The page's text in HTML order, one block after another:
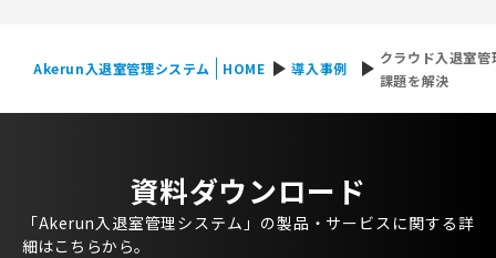
Akerun入退室管理システム HOME play_arrow導入事例 play_arrow クラウド入退室
課題を解決
資料ダウンロード
「Akerun入退室管理システム」の製品・サービスに関する詳
細はこちらから。